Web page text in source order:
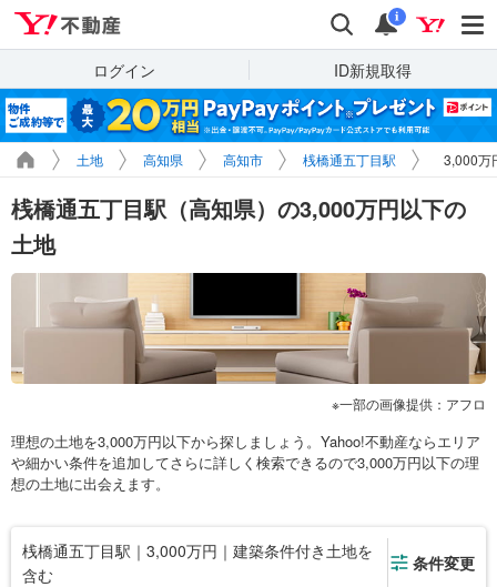
検索 通知
i
ログイン ID新規取得
土地 高知県 高知市 桟橋通五丁目駅 3,000万
桟橋通五丁目駅（高知県）の3,000万円以下の
土地
一部の画像提供：アフロ
理想の土地を3,000万円以下から探しましょう。Yahoo!不動産ならエリア
や細かい条件を追加してさらに詳しく検索できるので3,000万円以下の理
想の土地に出会えます。
桟橋通五丁目駅｜3,000万円｜建築条件付き土地を
含む
条件変更